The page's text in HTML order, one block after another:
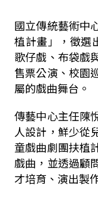
國立傳統藝術中
植計畫」，徵選
歌仔戲、布袋戲
售票公演、校園
屬的戲曲舞台。
傳藝中心主任陳
人設計，鮮少從
童戲曲劇團扶植
戲曲，並透過顧
才培育、演出製